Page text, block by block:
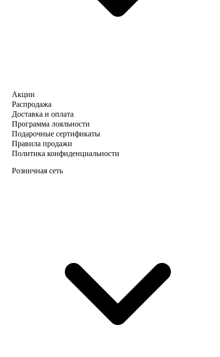
Акции
Распродажа
Доставка и оплата
Программа лояльности
Подарочные сертификаты
Правила продажи
Политика конфиденциальности
Розничная сеть